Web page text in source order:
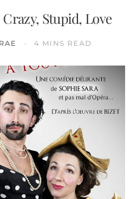
Stupid, Love
4 MINS READ